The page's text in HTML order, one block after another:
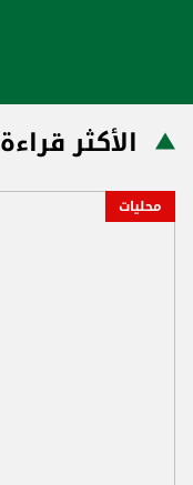
الأكثر قراءة
محليات